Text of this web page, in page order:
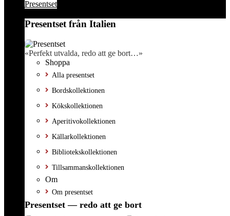
Presentset
Presentset från Italien
«Perfekt utvalda, redo att ge bort…»
Shoppa
Alla presentset
Bordskollektionen
Kökskollektionen
Aperitivokollektionen
Källarkollektionen
Bibliotekskollektionen
Tillsammanskollektionen
Om
Om presentset
Presentset — redo att ge bort